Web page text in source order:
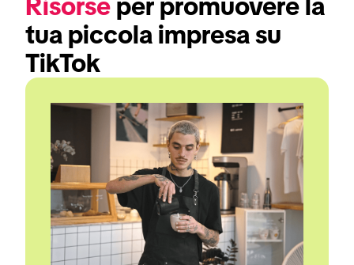
Risorse per promuovere la
tua piccola impresa su
TikTok